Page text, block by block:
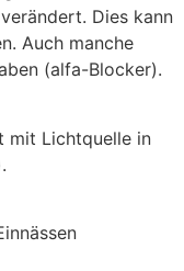
Dies kann
Auch manche
(alfa-Blocker).
mit Lichtquelle in